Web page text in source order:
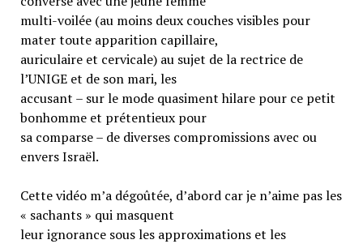
multi-voilée (au moins deux couches visibles pour
mater toute apparition capillaire,
auriculaire et cervicale) au sujet de la rectrice de
l’UNIGE et de son mari, les
accusant – sur le mode quasiment hilare pour ce petit
bonhomme et prétentieux pour
sa comparse – de diverses compromissions avec ou
envers Israël.
Cette vidéo m’a dégoûtée, d’abord car je n’aime pas les
« sachants » qui masquent
leur ignorance sous les approximations et les